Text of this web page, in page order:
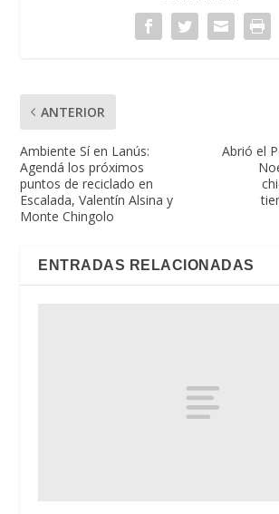
ANTERIOR
Ambiente Sí en Lanús:
Agendá los próximos
puntos de reciclado en
Escalada, Valentín Alsina y
Monte Chingolo
Abrió el
ENTRADAS RELACIONADAS